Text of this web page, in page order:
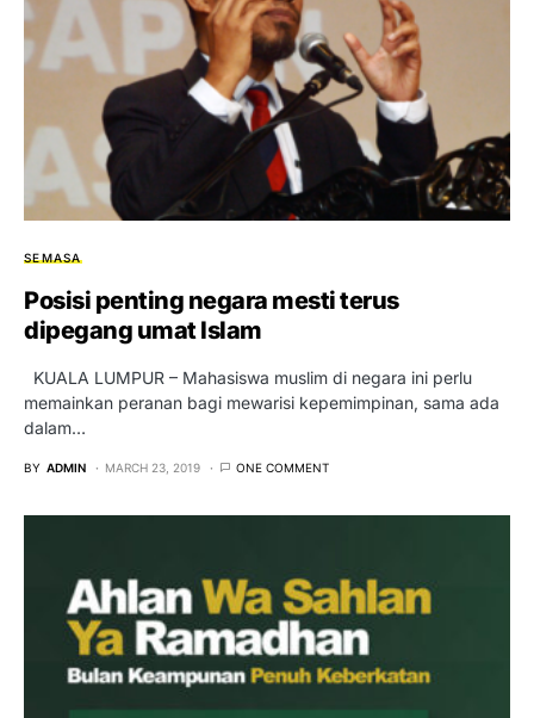
SEMASA
Posisi penting negara mesti terus
dipegang umat Islam
KUALA LUMPUR – Mahasiswa muslim di negara ini perlu
memainkan peranan bagi mewarisi kepemimpinan, sama ada
dalam…
BY ADMIN MARCH 23, 2019 ONE COMMENT